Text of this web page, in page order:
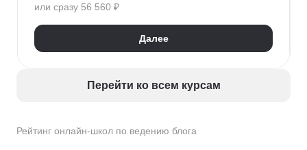
Рейтинг онлайн-школ по ведению блога
Видеомонтаж
или сразу 56 560 ₽
Далее
Перейти ко всем курсам